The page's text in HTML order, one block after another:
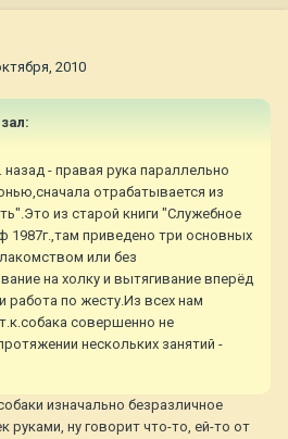
2010
- правая рука параллельно
отрабатывается из
из старой книги "Служебное
1987г.,там приведено три основных
или без
на холку и вытягивание вперёд
работа по жесту.Из всех нам
совершенно не
нескольких занятий -
изначально безразличное
руками, ну говорит что-то, ей-то от